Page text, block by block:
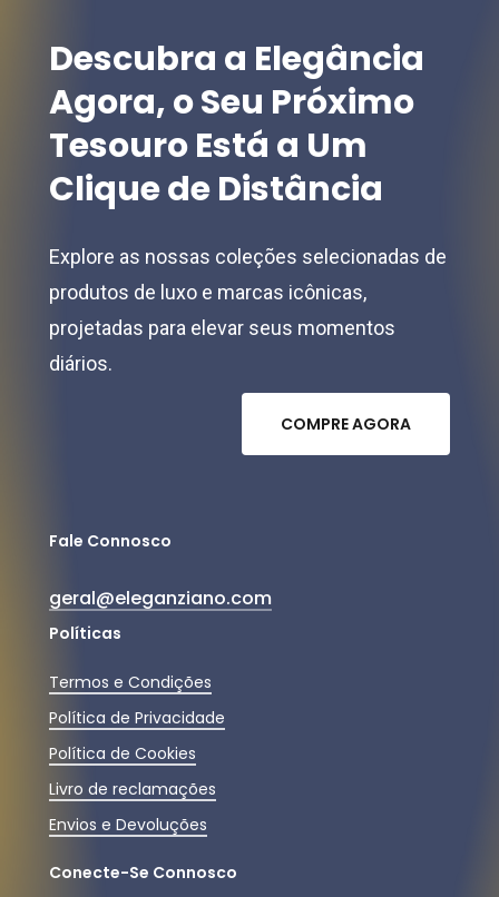
product
page
product
Descubra a Elegância
Agora,oSeu Próximo
TesouroEstá a Um
CliquedeDistância
Explore as nossas coleções selecionadas de
produtos de luxo e marcas icônicas,
projetadas para elevar seus momentos
diários.
COMPREAGORA
Fale Connosco
geral@eleganziano.com
Políticas
Termos e Condições
Política de Privacidade
Política de Cookies
Livro de reclamações
Envios e Devoluções
Conecte-Se Connosco